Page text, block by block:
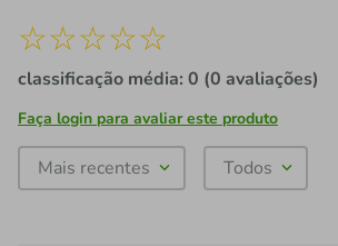
☆☆☆☆☆
classificação média: 0 (0 avaliações)
Faça login para avaliar este produto
Mais recentes Todos